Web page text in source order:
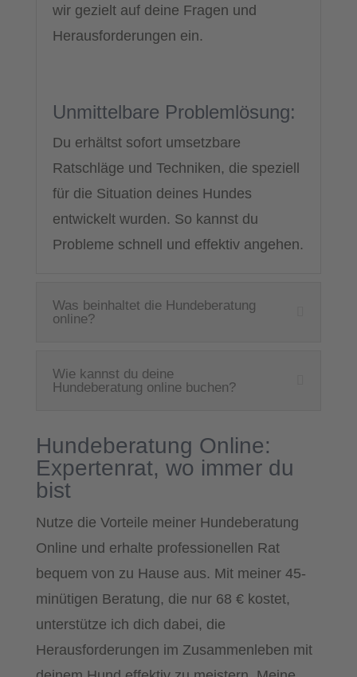
wir gezielt auf deine Fragen und
Herausforderungen ein.
Unmittelbare Problemlösung:
Du erhältst sofort umsetzbare
Ratschläge und Techniken, die speziell
für die Situation deines Hundes
entwickelt wurden. So kannst du
Probleme schnell und effektiv angehen.
Was beinhaltet die Hundeberatung
online?
Wie kannst du deine
Hundeberatung online buchen?
Hundeberatung Online:
Expertenrat, wo immer du
bist
Nutze die Vorteile meiner Hundeberatung
Online und erhalte professionellen Rat
bequem von zu Hause aus. Mit meiner 45-
minütigen Beratung, die nur 68 € kostet,
unterstütze ich dich dabei, die
Herausforderungen im Zusammenleben mit